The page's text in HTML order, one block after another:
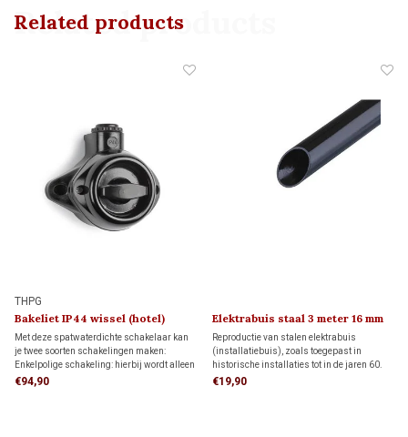
Related products
Related products
THPG
Bakeliet IP44 wissel (hotel)
schakelaar 1940
Met deze spatwaterdichte schakelaar kan
je twee soorten schakelingen maken:
Enkelpolige schakeling: hierbij wordt alleen
de stroomvoerende draad onderbroken.
€94,90
Elektrabuis staal 3 meter 16 mm
Reproductie van stalen elektrabuis
(installatiebuis), zoals toegepast in
historische installaties tot in de jaren 60.
De metalen buis heeft een druksterkte van
€19,90